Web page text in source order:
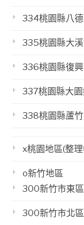
334桃園縣八
335桃園縣大
336桃園縣復
337桃園縣大
338桃園縣蘆
x桃園地區(整理
o新竹地區
300新竹市東區
300新竹市北區